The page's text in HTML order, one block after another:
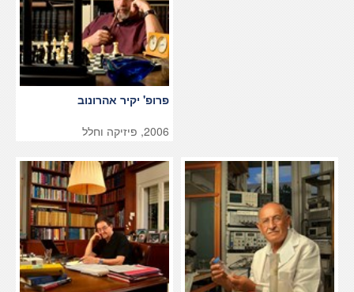
פרופ' יקיר אהרונוב
2006, פיזיקה וחלל